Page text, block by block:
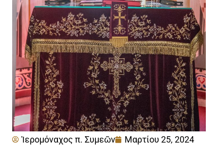
Ἱερομόναχος π. Συμεῶν
Μαρτίου 25, 2024